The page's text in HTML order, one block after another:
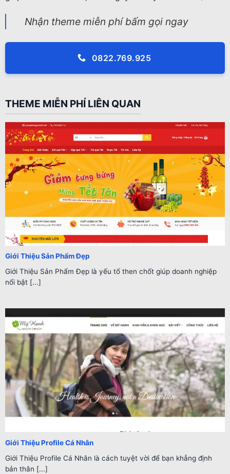
Nhận theme miễn phí bấm gọi ngay
0822.769.925
THEME MIỄN PHÍ LIÊN QUAN
Giới Thiệu Sản Phẩm Đẹp
Giới Thiệu Sản Phẩm Đẹp là yếu tố then chốt giúp doanh nghiệp
nổi bật [...]
Giới Thiệu Profile Cá Nhân
Giới Thiệu Profile Cá Nhân là cách tuyệt vời để bạn khẳng định
bản thân [...]